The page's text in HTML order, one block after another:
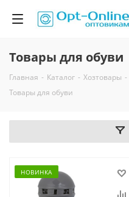
Товары для обуви
Главная - Каталог - Хозтовары -
Товары для обуви
НОВИНКА